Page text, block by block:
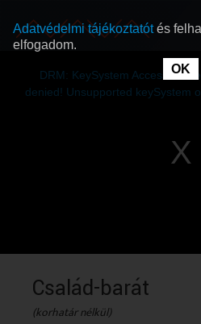
DRM: KeySystem Access
denied! Unsupported keySystem
Család-barát
(korhatár nélkül)
Adatvédelmi tájékoztatótés
elfogadom.
OK